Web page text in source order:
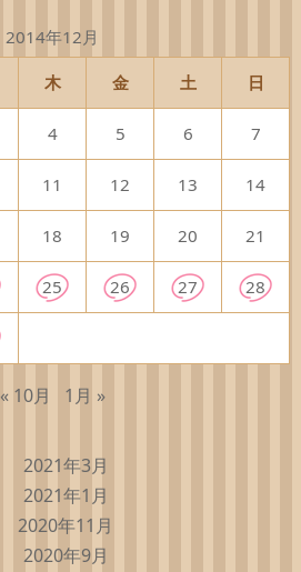
2014年12月
木 金 土 日
4 5 6 7
11 12 13 14
18 19 20 21
25 26 27 28
« 10月 1月 »
2021年3月
2021年1月
2020年11月
2020年9月